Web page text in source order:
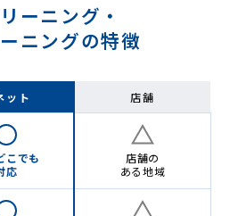
ーニング・
ニングの特徴
ット 店舗
こでも
応
店舗の
ある地域